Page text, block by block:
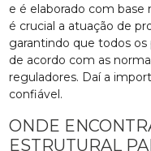
e é elaborado com base
é crucial a atuação de
garantindo que todos
de acordo com as
reguladores. Daí a
confiável.
ONDE
ESTRUTURAL